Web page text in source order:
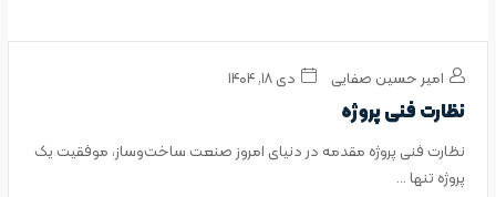
امیر حسین صفایی دی ۱۸, ۱۴۰۴
نظارت فنی پروژه
نظارت فنی پروژه مقدمه در دنیای امروز صنعت ساخت‌وساز، موفقیت یک
پروژه تنها ...